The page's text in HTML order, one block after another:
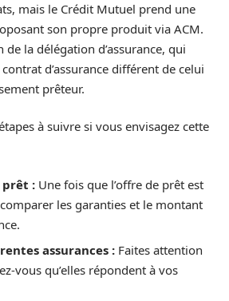
mais le Crédit Mutuel prend une
son propre produit via ACM.
de la délégation d’assurance, qui
d’assurance différent de celui
prêteur.
à suivre si vous envisagez cette
prêt : Une fois que l’offre de prêt est
les garanties et le montant
assurances : Faites attention
vous qu’elles répondent à vos